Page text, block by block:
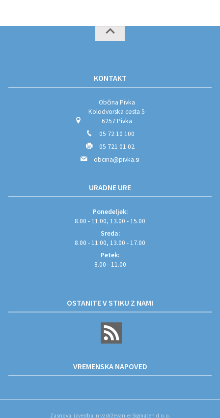
KONTAKT
Občina Pivka
Kolodvorska cesta 5
6257 Pivka
05 72 10 100
05 721 01 02
obcina@pivka.si
URADNE URE
Ponedeljek:
8.00 - 11.00, 13.00 - 15.00
Sreda:
8.00 - 11.00, 13.00 - 17.00
Petek:
8.00 - 11.00
OSTANITE V STIKU Z NAMI
VREMENSKA NAPOVED
Zasnova, izvedba in vzdrževanje: Sigmateh d.o.o.